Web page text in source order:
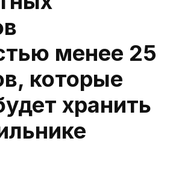
менее 25
которые
хранить